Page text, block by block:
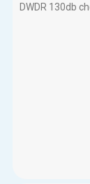
DWDR 130db